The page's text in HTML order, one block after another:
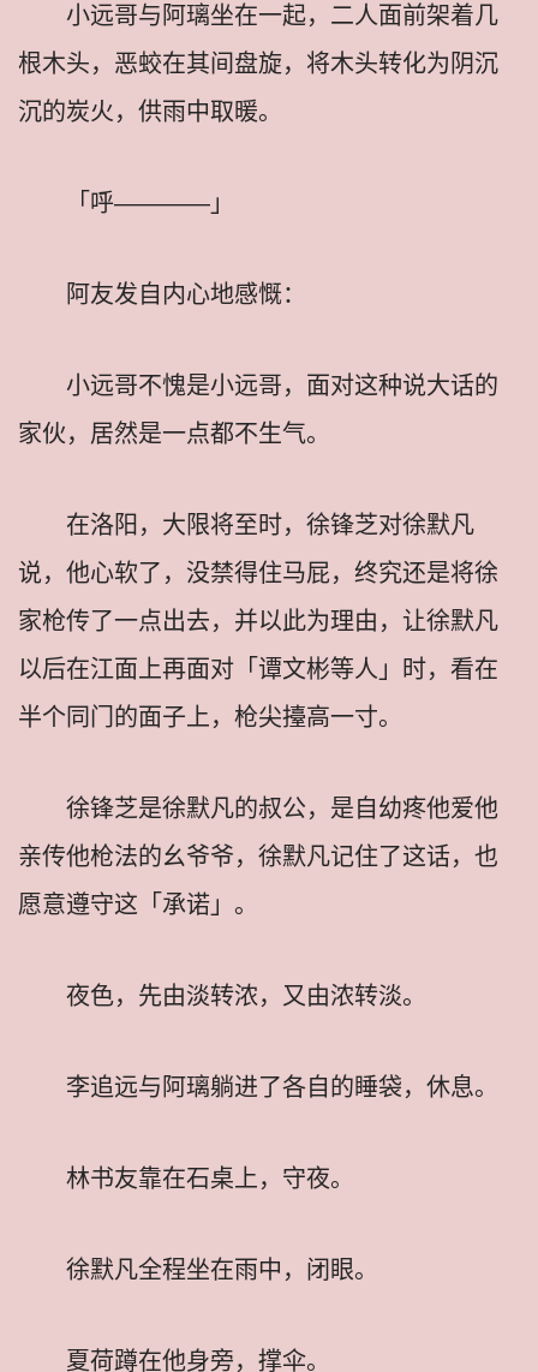
小远哥与阿璃坐在一起，二人面前架着几
根木头，恶蛟在其间盘旋，将木头转化为阴沉
沉的炭火，供雨中取暖。
「呼————」
阿友发自内心地感慨：
小远哥不愧是小远哥，面对这种说大话的
家伙，居然是一点都不生气。
在洛阳，大限将至时，徐锋芝对徐默凡
说，他心软了，没禁得住马屁，终究还是将徐
家枪传了一点出去，并以此为理由，让徐默凡
以后在江面上再面对「谭文彬等人」时，看在
半个同门的面子上，枪尖擡高一寸。
徐锋芝是徐默凡的叔公，是自幼疼他爱他
亲传他枪法的幺爷爷，徐默凡记住了这话，也
愿意遵守这「承诺」。
夜色，先由淡转浓，又由浓转淡。
李追远与阿璃躺进了各自的睡袋，休息。
林书友靠在石桌上，守夜。
徐默凡全程坐在雨中，闭眼。
夏荷蹲在他身旁，撑伞。